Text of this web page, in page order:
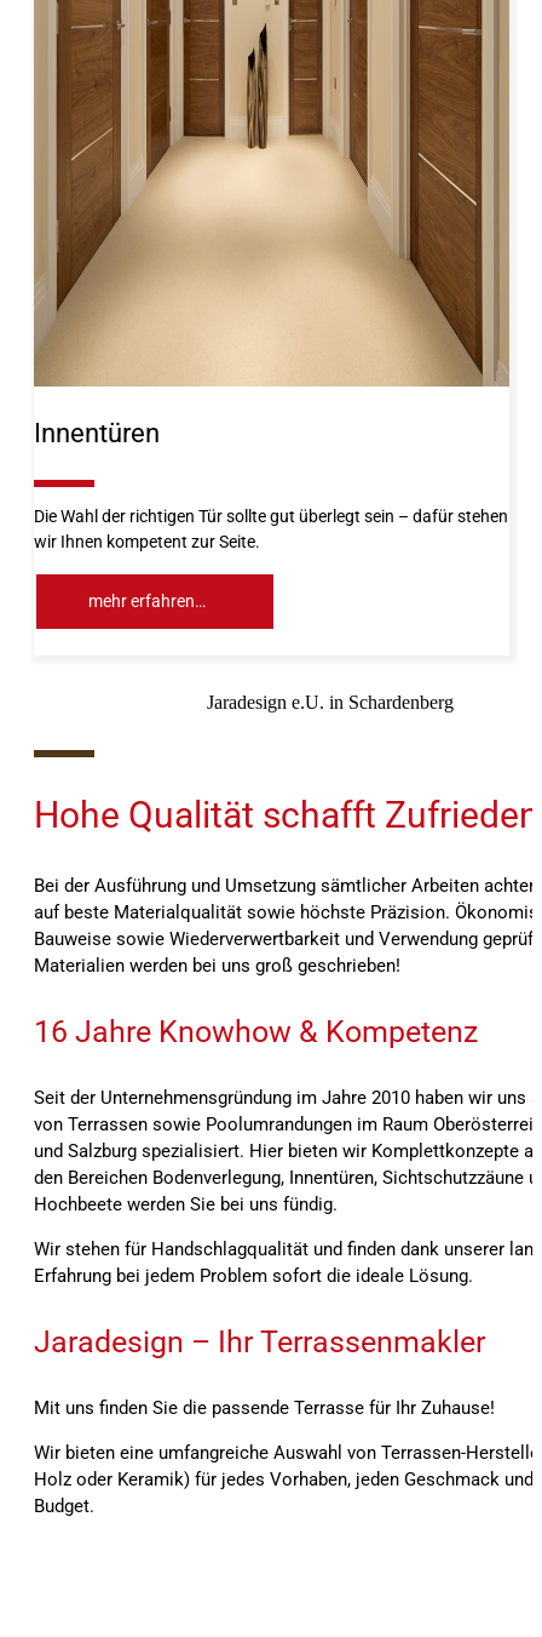
Innentüren
Die Wahl der richtigen Tür sollte gut überlegt sein – dafür stehen
wir Ihnen kompetent zur Seite.
mehr erfahren…
Jaradesign e.U. in Schardenberg
Hohe Qualität schafft
Bei der Ausführung und Umsetzung sämtlicher Arbeiten
auf beste Materialqualität sowie höchste Präzision.
Bauweise sowie Wiederverwertbarkeit und Verwendung
Materialien werden bei uns groß geschrieben!
16 Jahre Knowhow & Kompetenz
Seit der Unternehmensgründung im Jahre 2010 haben wir uns
von Terrassen sowie Poolumrandungen im Raum
und Salzburg spezialisiert. Hier bieten wir Komplettkonzepte
den Bereichen Bodenverlegung, Innentüren, Sichtschutzzäune
Hochbeete werden Sie bei uns fündig.
Wir stehen für Handschlagqualität und finden dank unserer
Erfahrung bei jedem Problem sofort die ideale Lösung.
Jaradesign – Ihr Terrassenmakler
Mit uns finden Sie die passende Terrasse für Ihr Zuhause!
Wir bieten eine umfangreiche Auswahl von Terrassen-
Holz oder Keramik) für jedes Vorhaben, jeden Geschmack und
Budget.